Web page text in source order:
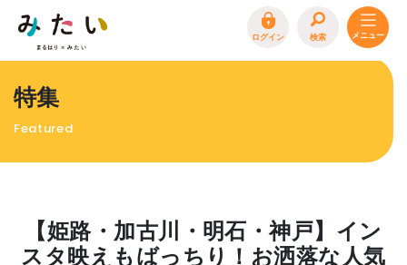
ログイン 検索
特集
エリア特集
特集
Featured
【姫路・加古川・明石・神戸】イン
スタ映えもばっちり！お洒落な人気